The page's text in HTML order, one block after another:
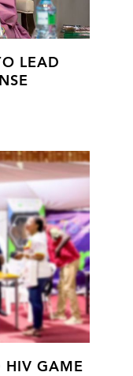
LEAD
HIV GAME